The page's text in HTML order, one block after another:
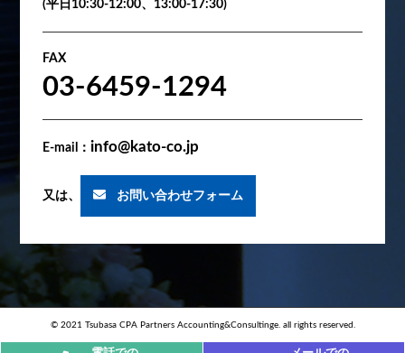
(平日10:30-12:00、13:00-17:30)
FAX
03-6459-1294
E-mail： info@kato-co.jp
又は、 お問い合わせフォーム
© 2021 Tsubasa CPA Partners Accounting&Consultinge. all rights reserved.